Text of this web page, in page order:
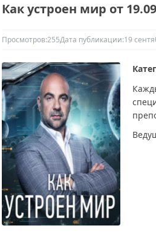
Как устроен мир от
Просмотров:255Дата публикации:19